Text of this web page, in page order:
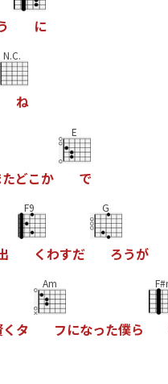
に
N.C.
ね
たどこか
E
で
F9
くわすだ
G
ろうが
く タ
Am
フになった僕ら